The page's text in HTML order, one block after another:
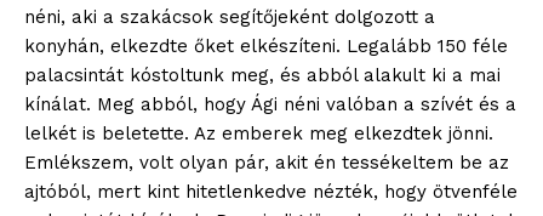
néni, aki a szakácsok segítőjeként dolgozott a
konyhán, elkezdte őket elkészíteni. Legalább 150 féle
palacsintát kóstoltunk meg, és abból alakult ki a mai
kínálat. Meg abból, hogy Ági néni valóban a szívét és a
lelkét is beletette. Az emberek meg elkezdtek jönni.
Emlékszem, volt olyan pár, akit én tessékeltem be az
ajtóból, mert kint hitetlenkedve nézték, hogy ötvenféle